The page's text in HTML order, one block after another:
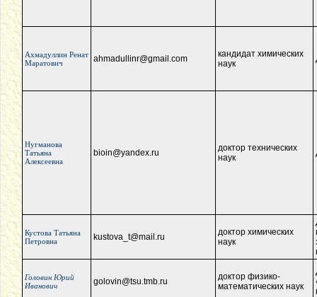
Ахмадуллин Ренат
Маратович
ahmadullinr@gmail.com
кандидат химических
наук
Нугманова
Татьяна
Алексеевна
bioin@yandex.ru
доктор технических
наук
Кустова Татьяна
Петровна
kustova_t@mail.ru
доктор химических
наук
Головин Юрий
Иванович
golovin@tsu.tmb.ru
доктор физико-
математических наук